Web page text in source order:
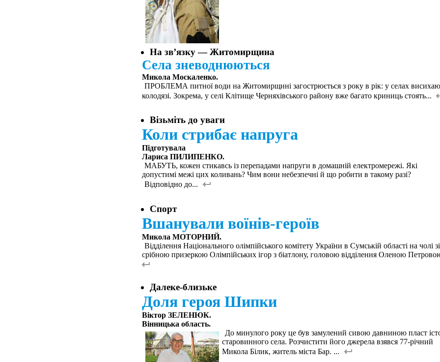
На зв’язку — Житомирщина
Села зневоднюються
Микола Москаленко.
ПРОБЛЕМА питної води на Житомирщині загострюється з року в рік: у селах
колодязі. Зокрема, у селі Клітище Черняхівського району вже багато криниць стоять...
Візьміть до уваги
Коли стрибає напруга
Підготувала
Лариса ПИЛИПЕНКО.
МАБУТЬ, кожен стикавсь із перепадами напруги в домашній електромережі. Які
допустимі межі цих коливань? Чим вони небезпечні й що робити в такому разі?
Відповідно до...
Спорт
Вшанували воїнів-героїв
Микола МОТОРНИЙ.
Відділення Національного олімпійського комітету України в Сумській області на чолі зі
срібною призеркою Олімпійських ігор з біатлону, головою відділення Оленою
Далеке-близьке
Доля героя Шипки
Віктор ЗЕЛЕНЮК.
Вінницька область.
До минулого року це був замулений сивою давниною пласт
старовинного села. Розчистити його джерела взявся 77-річний
Микола Білик, житель міста Бар. ...